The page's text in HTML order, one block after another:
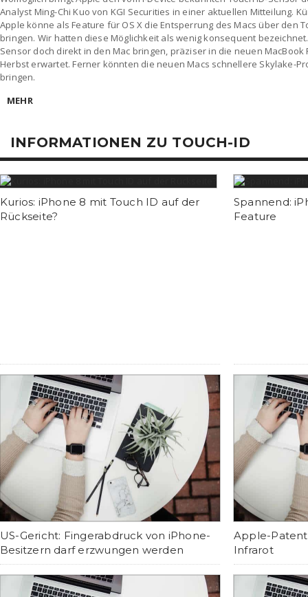
Analyst Ming-Chi Kuo von KGI Securities in einer aktuellen Mitteilung.
Apple könne als Feature für OS X die Entsperrung des Macs über den
bringen. Wir hatten diese Möglichkeit als wenig konsequent
Sensor doch direkt in den Mac bringen, präziser in die neuen MacBook
Herbst erwartet. Ferner könnten die neuen Macs schnellere Skylake-
bringen.
MEHR
INFORMATIONEN ZU TOUCH-ID
Kurios: iPhone 8 mit Touch ID auf der
Rückseite?
Spannend:
Feature
US-Gericht: Fingerabdruck von iPhone-
Besitzern darf erzwungen werden
Apple-
Infrarot